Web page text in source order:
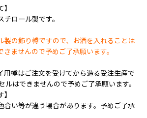
ロール製です。
製の飾り樽ですので、お酒を入れることは
ませんので予めご了承願います。
用樽はご注文を受けてから造る受注生産で
ルはできませんので予めご了承願います。
合い等が違う場合があります。予めご了承